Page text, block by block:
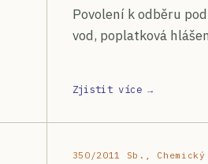
Povolení k odběru
vod, poplatková
Zjistit více →
350/2011 Sb., Chemický